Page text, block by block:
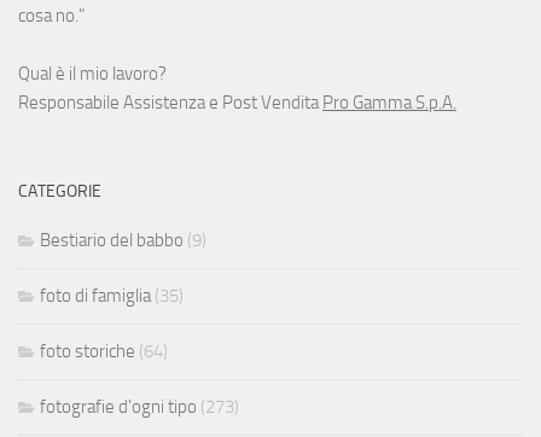
cosa no."
Qual è il mio lavoro?
Responsabile Assistenza e Post VenditaPro Gamma S.p.A.
CATEGORIE
Bestiario del babbo (9)
foto di famiglia(35)
foto storiche (64)
fotografie d'ogni tipo (273)